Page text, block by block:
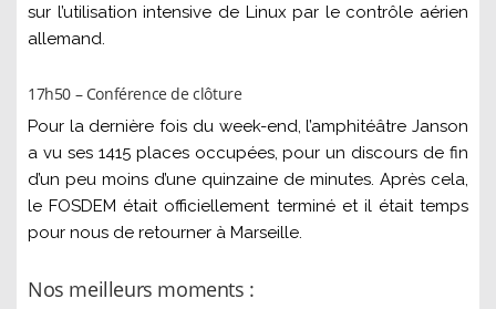
sur l’utilisation intensive de Linux par le contrôle aérien
allemand.
17h50 – Conférence de clôture
Pour la dernière fois du week-end, l’amphitéâtre Janson
a vu ses 1415 places occupées, pour un discours de fin
d’un peu moins d’une quinzaine de minutes. Après cela,
le FOSDEM était officiellement terminé et il était temps
pour nous de retourner à Marseille.
Nos meilleurs moments :